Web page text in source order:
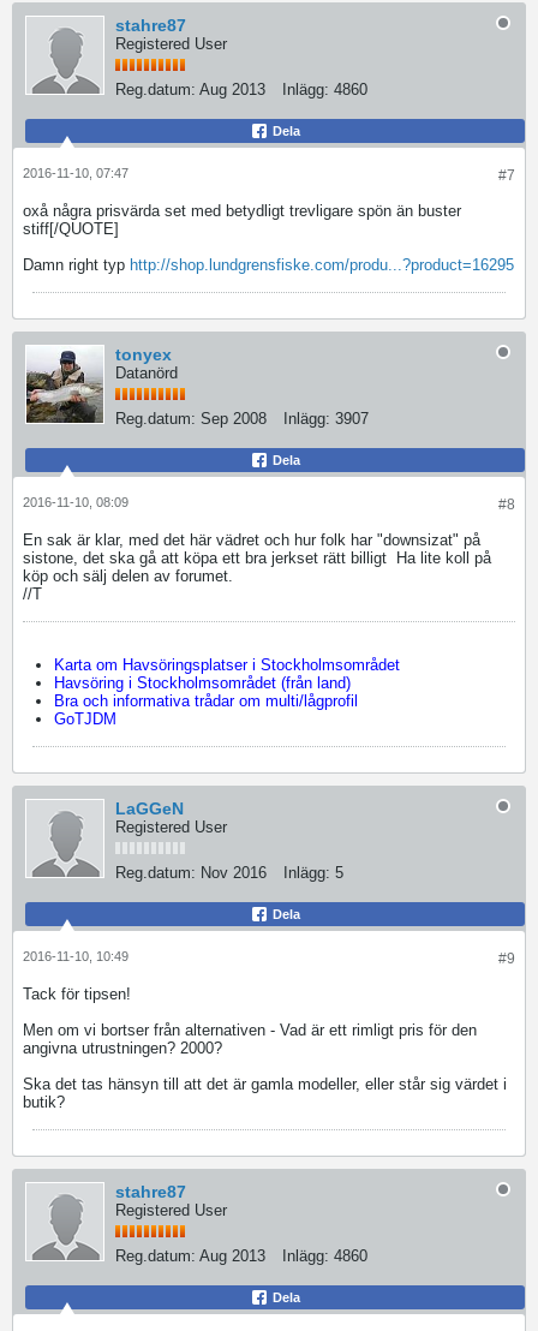
stahre87
Registered User
Reg.datum: Aug 2013 Inlägg: 4860
Dela
#7
2016-11-10, 07:47
oxå några prisvärda set med betydligt trevligare spön än buster
stiff[/QUOTE]
Damn right typ http://shop.lundgrensfiske.com/produ...?product=16295
tonyex
Datanörd
Reg.datum: Sep 2008 Inlägg: 3907
Dela
#8
2016-11-10, 08:09
En sak är klar, med det här vädret och hur folk har "downsizat" på
sistone, det ska gå att köpa ett bra jerkset rätt billigt
Ha lite koll på
köp och sälj delen av forumet.
//T
Karta om Havsöringsplatser i Stockholmsområdet
Havsöring i Stockholmsområdet (från land)
Bra och informativa trådar om multi/lågprofil
GoTJDM
LaGGeN
Registered User
Reg.datum: Nov 2016 Inlägg: 5
Dela
#9
2016-11-10, 10:49
Tack för tipsen!
Men om vi bortser från alternativen - Vad är ett rimligt pris för den
angivna utrustningen? 2000?
Ska det tas hänsyn till att det är gamla modeller, eller står sig värdet i
butik?
stahre87
Registered User
Reg.datum: Aug 2013 Inlägg: 4860
Dela